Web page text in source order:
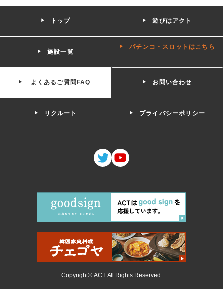
トップ 遊びはアクト
施設一覧
パチンコ・スロットはこちら
よくあるご質問FAQ お問い合わせ
リクルート プライバシーポリシー
Copyright© ACT All Rights Reserved.